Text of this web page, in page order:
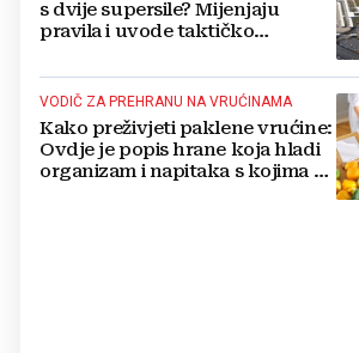
s dvije supersile? Mijenjaju
pravila i uvode taktičko
VODIČ ZA PREHRANU NA VRUĆINAMA
Kako preživjeti paklene vrućine:
Ovdje je popis hrane koja hladi
organizam i napitaka s kojima si